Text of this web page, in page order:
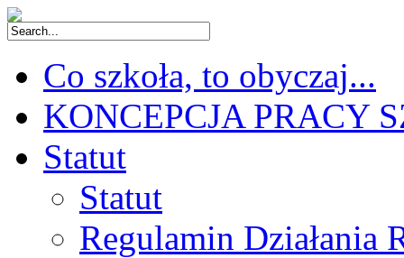
Co szkoła, to obyczaj...
KONCEPCJA PRACY
Statut
Statut
Regulamin Działania